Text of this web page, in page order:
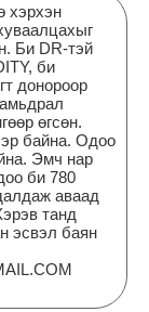
хэрхэн
Би DR-тэй
би
донороор
өгсөн.
байна. Одоо
Эмч нар
би 780
аваад
танд
эсвэл баян